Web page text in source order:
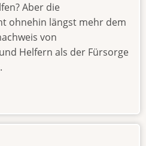
Aber die
ohnehin längst mehr dem
von
Helfern als der Fürsorge